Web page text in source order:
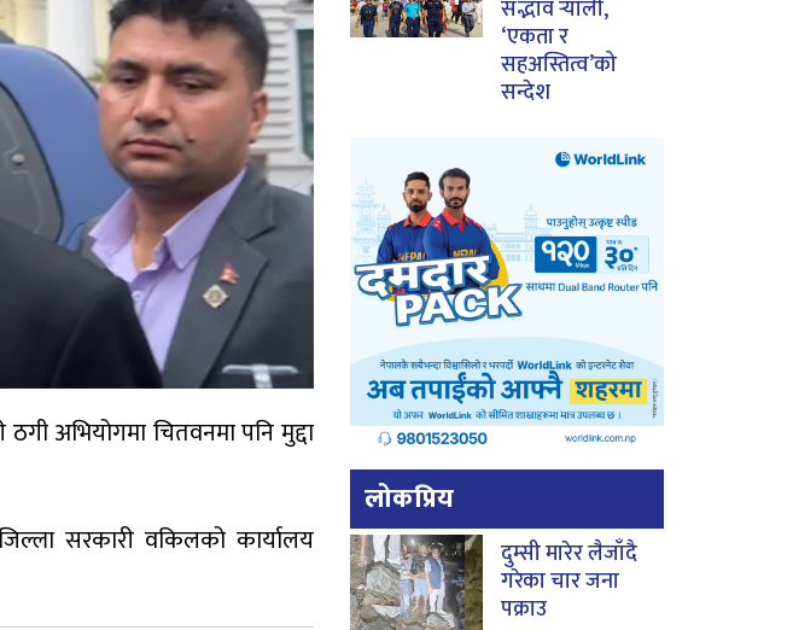
ठगी अभियोगमा चितवनमा पनि मुद्दा
सरकारी वकिलको कार्यालय
सद्भाव र्‍याली,
‘एकता र
सहअस्तित्व’को
सन्देश
लोकप्रिय
दुम्सी मारेर लैजाँदै
गरेका चार जना
पक्राउ